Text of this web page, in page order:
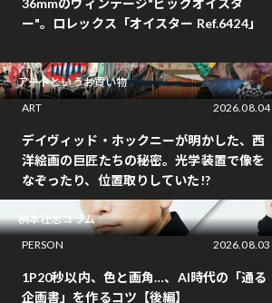
36mmのヴィンテージ"ビッグオイスタ
ー"。ロレックス「オイスター Ref.6424」
アートというお買い物
ART
2026.08.04
デイヴィッド・ホックニーが明かした、西
洋絵画の巨匠たちの秘密。光学装置で像を
なぞったり、位置取りしていた!?
桝本壮志コラム
PERSON
2026.08.03
1P20秒以内、色と画角…、AI時代の「通る
企画書」を作るコツ【後編】